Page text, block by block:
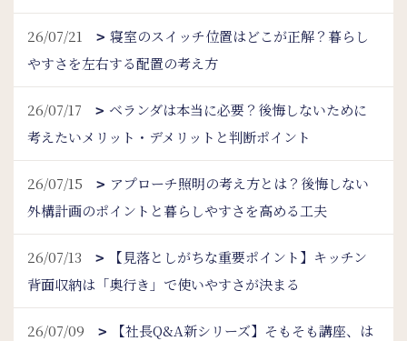
26/07/21
寝室のスイッチ位置はどこが正解？暮らし
やすさを左右する配置の考え方
26/07/17
ベランダは本当に必要？後悔しないために
考えたいメリット・デメリットと判断ポイント
26/07/15
アプローチ照明の考え方とは？後悔しない
外構計画のポイントと暮らしやすさを高める工夫
26/07/13
【見落としがちな重要ポイント】キッチン
背面収納は「奥行き」で使いやすさが決まる
26/07/09
【社長Q&A新シリーズ】そもそも講座、は